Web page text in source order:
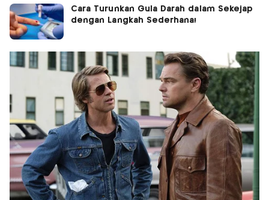
Cara Turunkan Gula Darah dalam Sekejap
dengan Langkah Sederhana!